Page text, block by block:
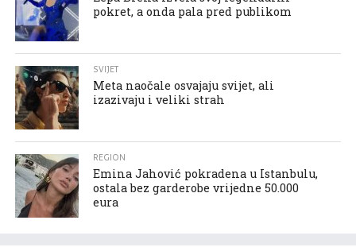
pokret, a onda pala pred publikom
SVIJET
Meta naočale osvajaju svijet, ali
izazivaju i veliki strah
REGION
Emina Jahović pokradena u Istanbulu,
ostala bez garderobe vrijedne 50.000
eura